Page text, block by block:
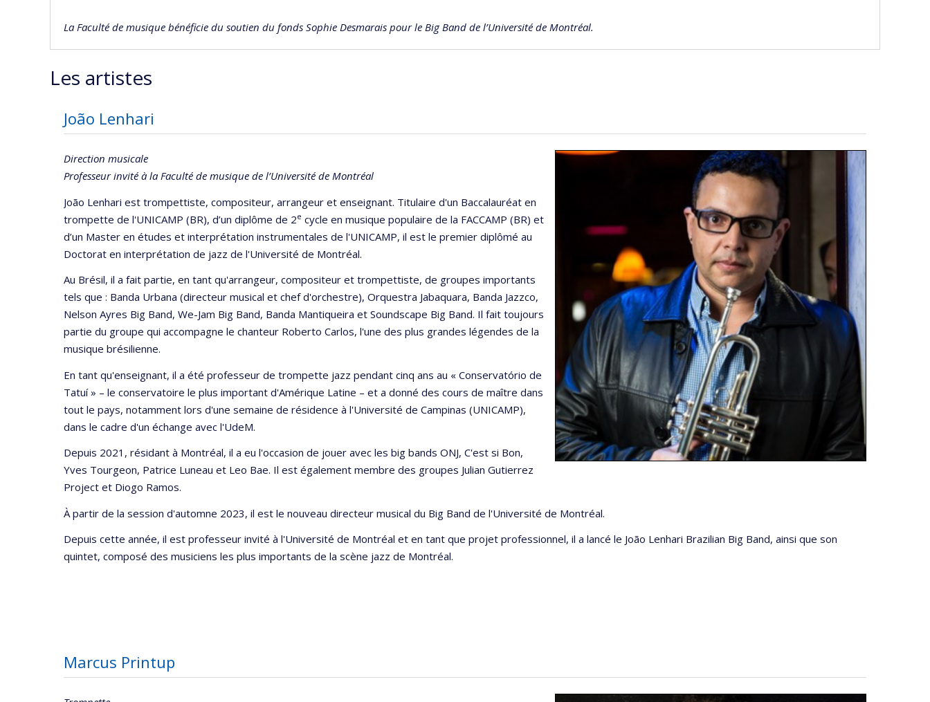
La Faculté de musique bénéficie du soutien du fonds Sophie Desmarais pour le Big Band de l’Université de Montréal.
Les artistes
João Lenhari
Direction musicale
Professeur invité à la Faculté de musique de l’Université de Montréal
João Lenhari est trompettiste, compositeur, arrangeur et enseignant. Titulaire d'un Baccalauréat en
trompette de l'UNICAMP (BR), d’un diplôme de 2e cycle en musique populaire de la FACCAMP (BR) et
d’un Master en études et interprétation instrumentales de l'UNICAMP, il est le premier diplômé au
Doctorat en interprétation de jazz de l'Université de Montréal.
Au Brésil, il a fait partie, en tant qu'arrangeur, compositeur et trompettiste, de groupes importants
tels que : Banda Urbana (directeur musical et chef d'orchestre), Orquestra Jabaquara, Banda Jazzco,
Nelson Ayres Big Band, We-Jam Big Band, Banda Mantiqueira et Soundscape Big Band. Il fait toujours
partie du groupe qui accompagne le chanteur Roberto Carlos, l'une des plus grandes légendes de la
musique brésilienne.
En tant qu'enseignant, il a été professeur de trompette jazz pendant cinq ans au « Conservatório de
Tatuí » – le conservatoire le plus important d'Amérique Latine – et a donné des cours de maître dans
tout le pays, notamment lors d'une semaine de résidence à l'Université de Campinas (UNICAMP),
dans le cadre d'un échange avec l'UdeM.
Depuis 2021, résidant à Montréal, il a eu l'occasion de jouer avec les big bands ONJ, C'est si Bon,
Yves Tourgeon, Patrice Luneau et Leo Bae. Il est également membre des groupes Julian Gutierrez
Project et Diogo Ramos.
À partir de la session d'automne 2023, il est le nouveau directeur musical du Big Band de l'Université de Montréal.
Depuis cette année, il est professeur invité à l'Université de Montréal et en tant que projet professionnel, il a lancé le João Lenhari Brazilian Big Band, ainsi que son
quintet, composé des musiciens les plus importants de la scène jazz de Montréal.
Marcus Printup